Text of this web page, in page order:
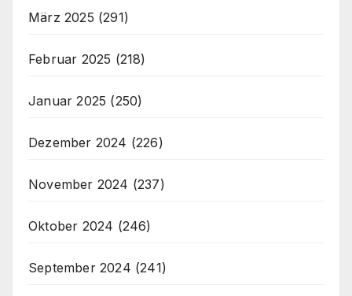
März 2025 (291)
Februar 2025 (218)
Januar 2025 (250)
Dezember 2024 (226)
November 2024 (237)
Oktober 2024 (246)
September 2024 (241)